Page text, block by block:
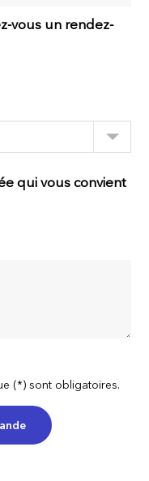
vous un rendez-
qui vous convient
(*) sont obligatoires.